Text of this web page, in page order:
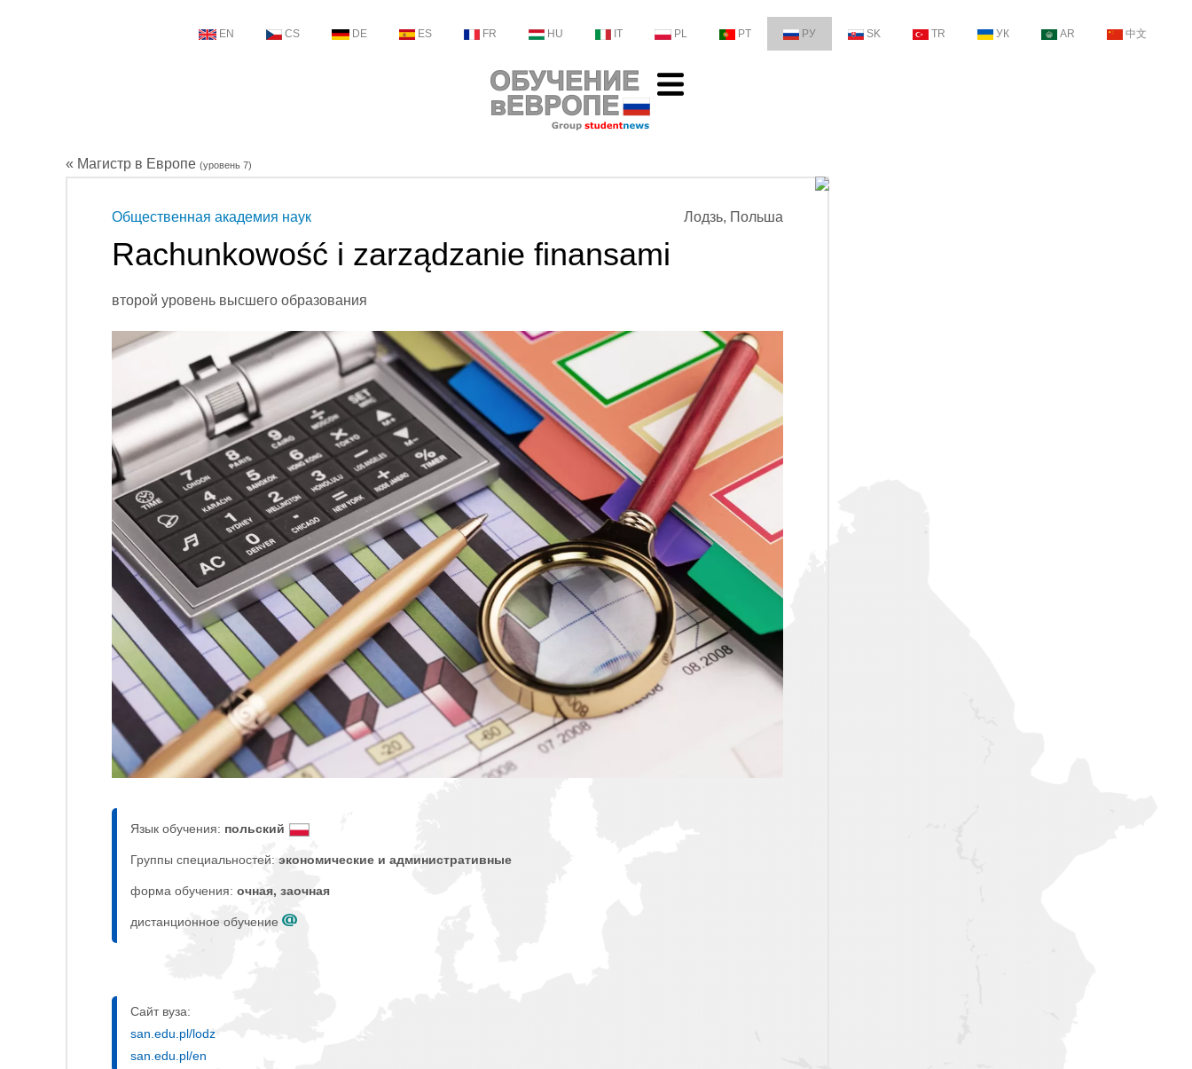
EN CS DE ES FR HU IT PL PT РУ SK TR УК AR 中文
« Магистр в Европе (уровень 7)
Лодзь, Польша
Общественная академия наук
Rachunkowość i zarządzanie finansami
второй уровень высшего образования
Язык обучения: польский
Группы специальностей: экономические и административные
форма обучения: очная, заочная
дистанционное обучение
Сайт вуза:
san.edu.pl/lodz
san.edu.pl/en